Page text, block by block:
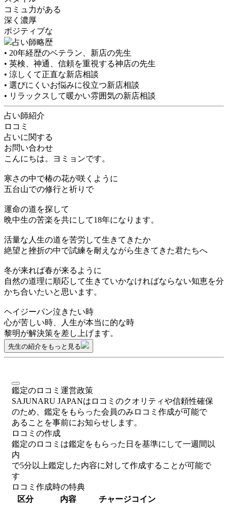
コミュ力がある
深く濃厚
ポジティブな
占い師略歴
• 20年経歴のベテラン、新店の先生
• 英検、神通、信頼を重視する神店の先生
• 涼しくて正直な新店相談
• 選びにくいお悩みに役立つ新店相談
• リラックスして暖かい雰囲気の新店相談
占い師紹介
ロコミ
占いに関する
お問い合わせ
こんにちは。ヨミョンです。
寒さの中で椿の花が咲くように
五台山での修行と祈りで
運命の道を探して
晩中生の苦楽を共にして18年になります。
活量な人生の道を苦労して生きてきたか
絶望と挫折の中で試練を耐えながら生きてきた君たちへ
冬が来れば春が来るように
自然の道理に順応して生きていかなければならない知恵を分
かち合いたいと思います。
ヘイジーパン泣きたい時
心が苦しい時、人生が本当に的な時
黎明が解決策を差し上げます。
先生の紹介をもっと見る
鑑定のロコミ運営政策
SAJUNARU JAPANはロコミのクオリティや信頼性確保
のため、鑑定をもらった会員のみロコミ作成が可能で
あることを事前にお知らせします。
ロコミの作成
鑑定のロコミは鑑定をもらった日を基準にして一週間以
内
で5分以上鑑定した内容に対して作成することが可能で
す
ロコミ作成時の特典
区分
内容
チャージコイン